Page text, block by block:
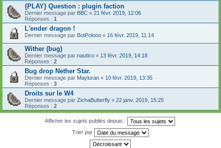
{PLAY} Question : plugin faction
Dernier message par BBC « 21 févr. 2019, 12:06
Réponses : 1
L'ender dragon !
Dernier message par BotPolooo « 16 févr. 2019, 11:14
Wither (bug)
Dernier message par nautico « 13 févr. 2019, 14:18
Réponses : 2
Bug drop Nether Star.
Dernier message par Mayluran « 10 févr. 2019, 13:35
Réponses : 3
Droits sur le W4
Dernier message par ZichaButterfly « 22 janv. 2019, 15:25
Réponses : 2
Afficher les sujets publiés depuis :
Trier par